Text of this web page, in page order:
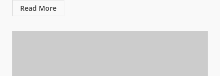
Read More